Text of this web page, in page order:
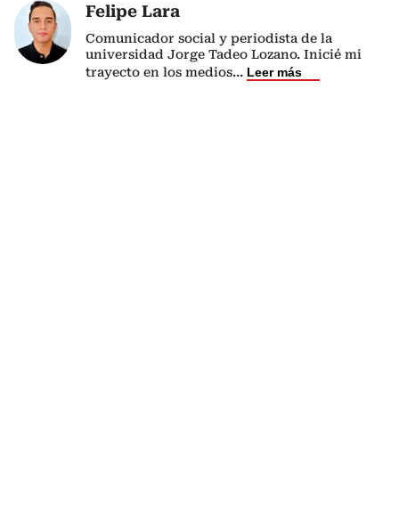
Felipe Lara
Comunicador social y periodista de la
universidad Jorge Tadeo Lozano. Inicié mi
trayecto en los medios... Leer más